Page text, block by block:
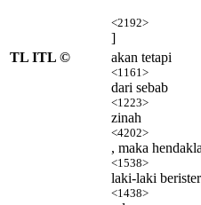
<2192>
]
TL ITL ©
akan tetapi
<1161>
dari sebab
<1223>
zinah
<4202>
, maka
<1538>
laki-laki
<1438>